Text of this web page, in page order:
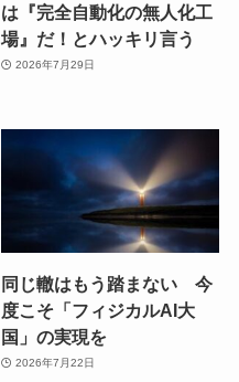
は『完全自動化の無人化工
場』だ！とハッキリ言う
2026年7月29日
同じ轍はもう踏まない 今
度こそ「フィジカルAI大
国」の実現を
2026年7月22日